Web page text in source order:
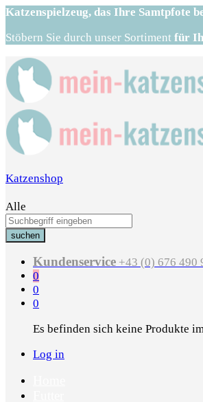
Katzenspielzeug, das Ihre Samtpfote
Stöbern Sie durch unser Sortiment für
Katzenshop
Alle
suchen
Kundenservice +43 (0) 676 490
0
0
0
Es befinden sich keine Produkte
Log in